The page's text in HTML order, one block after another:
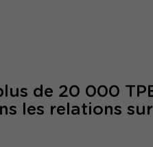
de 20 000
les relations